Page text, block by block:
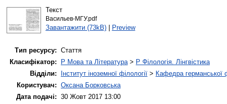
Текст
Васильев-МГУ.pdf
Завантажити (73kB)| Preview
Тип ресурсу: Стаття
Класифікатор:
P Мова та Література> P Філологія. Лінгвістика
Відділи:
Інститут іноземної філології > Кафедра германської
Користувач: Оксана Борковська
Дата подачі: 30 Жовт 2017 13:00